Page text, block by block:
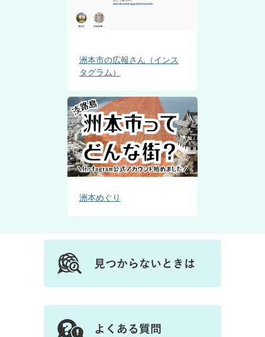
洲本市の広報さん（インス
タグラム）
洲本めぐり